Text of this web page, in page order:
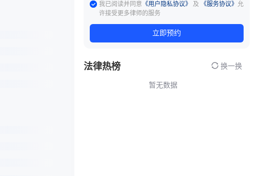
我已阅读并同意 《用户隐私协议》 及 《服务协议》 允
许接受更多律师的服务
立即预约
法律热榜 换一换
暂无数据